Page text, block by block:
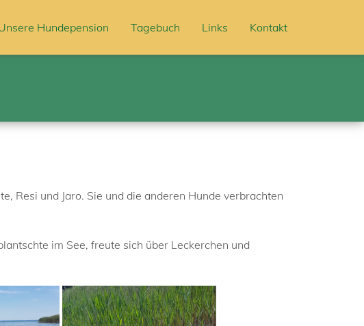
Hundepension Tagebuch Links Kontakt
Resi und Jaro. Sie und die anderen Hunde verbrachten
im See, freute sich über Leckerchen und